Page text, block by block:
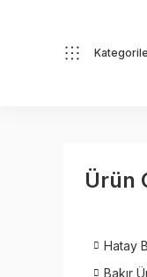
Ürün
Hatay
Bakır